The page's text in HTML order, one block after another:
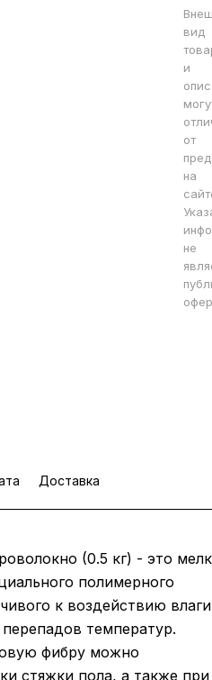
вид
и
от
на
не
Доставка
(0.5 кг) - это
полимерного
к воздействию
температур.
фибру можно
стяжки пола, а также при